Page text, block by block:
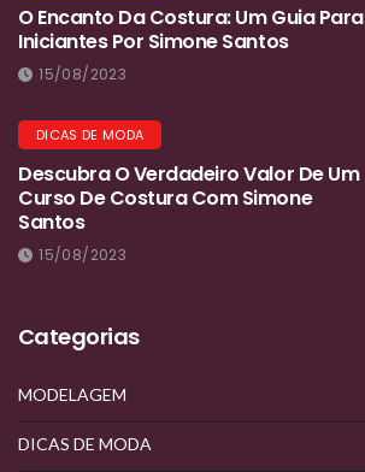
O Encanto Da Costura: Um Guia Para
Iniciantes Por Simone Santos
15/08/2023
DICAS DE MODA
Descubra O Verdadeiro Valor De Um
Curso De Costura Com Simone
Santos
15/08/2023
Categorias
MODELAGEM
DICAS DE MODA